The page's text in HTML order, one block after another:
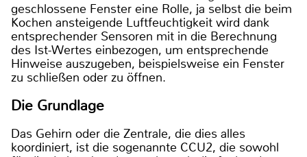
geschlossene Fenster eine Rolle, ja selbst die beim
Kochen ansteigende Luftfeuchtigkeit wird dank
entsprechender Sensoren mit in die Berechnung
des Ist-Wertes einbezogen, um entsprechende
Hinweise auszugeben, beispielsweise ein Fenster
zu schließen oder zu öffnen.
Die Grundlage
Das Gehirn oder die Zentrale, die dies alles
koordiniert, ist die sogenannte CCU2, die sowohl